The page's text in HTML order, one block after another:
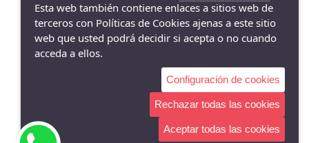
La Zapatilla Roja El Campello - Av/ San Bartolomé 62, El Campello -
03560 (Alicante)
966055895
Esta web también contiene enlaces a sitios web de
terceros con Políticas de Cookies ajenas a este sitio
web que usted podrá decidir si acepta o no cuando
acceda a ellos.
Configuración de cookies
Rechazar todas las cookies
Aceptar todas las cookies